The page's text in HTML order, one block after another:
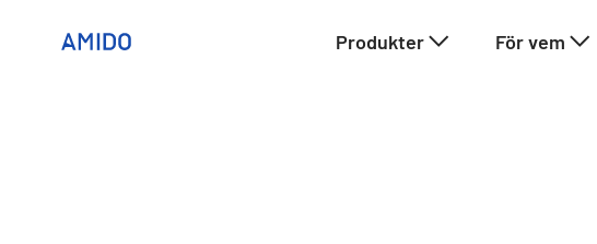
Produkter För vem